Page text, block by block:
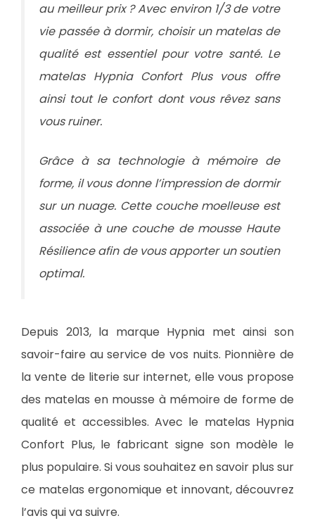
au meilleur prix ? Avec environ 1/3 de votre
vie passée à dormir, choisir un matelas de
qualité est essentiel pour votre santé. Le
matelas Hypnia Confort Plus vous offre
ainsi tout le confort dont vous rêvez sans
vous ruiner.
Grâce à sa technologie à mémoire de
forme, il vous donne l’impression de dormir
sur un nuage. Cette couche moelleuse est
associée à une couche de mousse Haute
Résilience afin de vous apporter un soutien
optimal.
Depuis 2013, la marque Hypnia met ainsi son
savoir-faire au service de vos nuits. Pionnière de
la vente de literie sur internet, elle vous propose
des matelas en mousse à mémoire de forme de
qualité et accessibles. Avec le matelas Hypnia
Confort Plus, le fabricant signe son modèle le
plus populaire. Si vous souhaitez en savoir plus sur
ce matelas ergonomique et innovant, découvrez
l’avis qui va suivre.